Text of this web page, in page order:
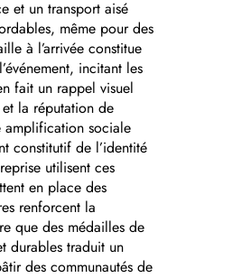
et un transport aisé
même pour des
à l’arrivée constitue
incitant les
fait un rappel visuel
la réputation de
amplification sociale
constitutif de l’identité
utilisent ces
en place des
renforcent la
que des médailles de
durables traduit un
des communautés de